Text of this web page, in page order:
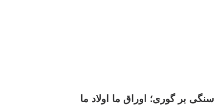
سنگی بر گوری؛ اوراق ما اولاد ما